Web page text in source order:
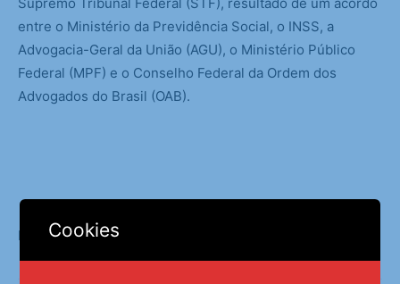
Supremo Tribunal Federal (STF), resultado de um acordo
entre o Ministério da Previdência Social, o INSS, a
Advogacia-Geral da União (AGU), o Ministério Público
Federal (MPF) e o Conselho Federal da Ordem dos
Advogados do Brasil (OAB).
Fonte:Agência Brasil
Cookies